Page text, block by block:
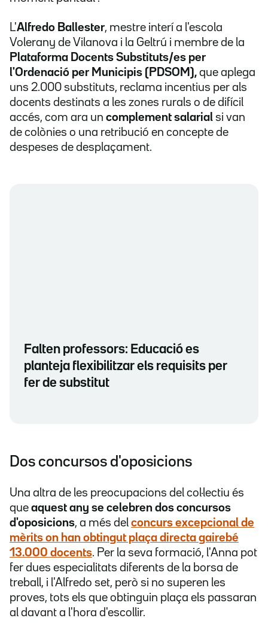
L'Alfredo Ballester, mestre interí a l'escola
Volerany de Vilanova i la Geltrú i membre de la
Plataforma Docents Substituts/es per
l'Ordenació per Municipis (PDSOM), que aplega
uns 2.000 substituts, reclama incentius per als
docents destinats a les zones rurals o de difícil
accés, com ara un complement salarial si van
de colònies o una retribució en concepte de
despeses de desplaçament.
Falten professors: Educació es
planteja flexibilitzar els requisits per
fer de substitut
Dos concursos d'oposicions
Una altra de les preocupacions del col·lectiu és
que aquest any se celebren dos concursos
d'oposicions, a més del concurs excepcional de
mèrits on han obtingut plaça directa gairebé
13.000 docents. Per la seva formació, l'Anna pot
fer dues especialitats diferents de la borsa de
treball, i l'Alfredo set, però si no superen les
proves, tots els que obtinguin plaça els passaran
al davant a l'hora d'escollir.